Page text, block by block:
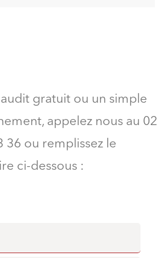
audit gratuit ou un simple
appelez nous au 02
36 ou remplissez le
ci-dessous :